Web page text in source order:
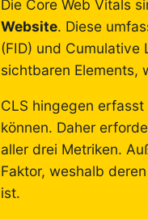
Die Core Web Vitals
Website. Diese
(FID) und Cumulative
sichtbaren Elements,
CLS hingegen
können. Daher
aller drei Metriken.
Faktor, weshalb
ist.